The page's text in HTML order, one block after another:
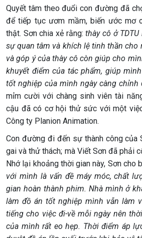
Quyết tâm theo đuổi con đường đã
để tiếp tục ươm mầm, biến ước mơ
thật. Sơn chia xẻ rằng: thày cô ở
sự quan tâm và khích lệ tinh thần cho
và góp ý của thày cô còn giúp cho
khuyết điểm của tác phẩm, giúp
tốt nghiệp của mình ngày càng chỉnh
mỉm cười với chàng sinh viên tài
cậu đã có cơ hội thử sức với một
Công ty Planion Animation.
Con đường đi đến sự thành công của
gai và thử thách; mà Viết Sơn đã phải
Nhớ lại khoảng thời gian này, Sơn cho
với mình là vấn đề máy móc, chất
gian hoàn thành phim. Nhà mình ở
làm đồ án tốt nghiệp mình vẫn làm
tiếng cho việc đi-về mỗi ngày nên
của mình rất eo hẹp. Thời điểm áp